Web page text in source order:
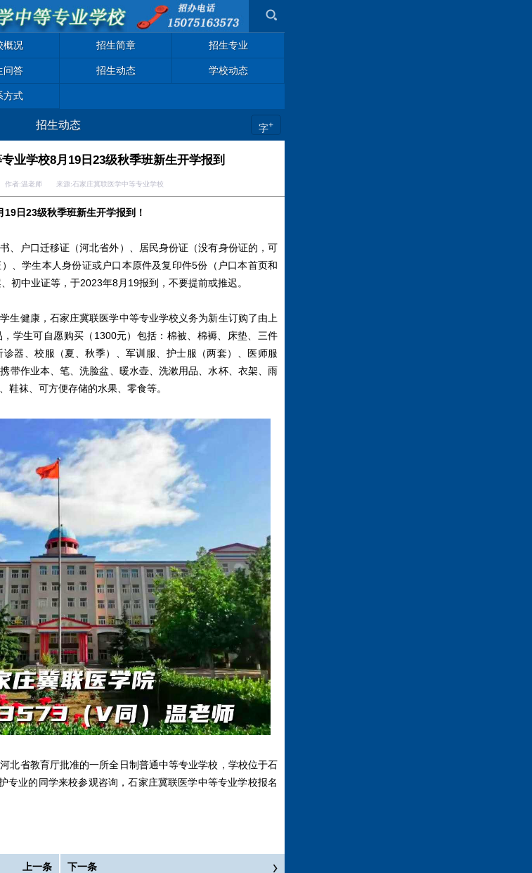
概况 招生简章 招生专业
问答 招生动态 学校动态
方式
招生动态 字+
业学校8月19日23级秋季班新生开学报到
者:温老师 来源:石家庄冀联医学中等专业学校
日23级秋季班新生开学报到！
、户口迁移证（河北省外）、居民身份证（没有身份证的，可
、学生本人身份证或户口本原件及复印件5份（户口本首页和
初中业证等，于2023年8月19报到，不要提前或推迟。
生健康，石家庄冀联医学中等专业学校义务为新生订购了由上
学生可自愿购买（1300元）包括：棉被、棉褥、床垫、三件
器、校服（夏、秋季）、军训服、护士服（两套）、医师服
带作业本、笔、洗脸盆、暖水壶、洗漱用品、水杯、衣架、雨
鞋袜、可方便存储的水果、零食等。
北省教育厅批准的一所全日制普通中等专业学校，学校位于石
专业的同学来校参观咨询，石家庄冀联医学中等专业学校报名
上一条 下一条